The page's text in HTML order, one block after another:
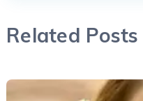
Related Posts